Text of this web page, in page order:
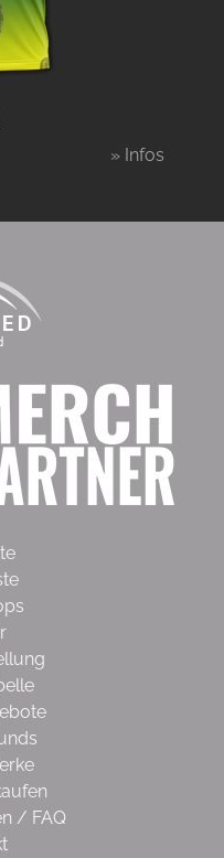
» Infos
/ FAQ